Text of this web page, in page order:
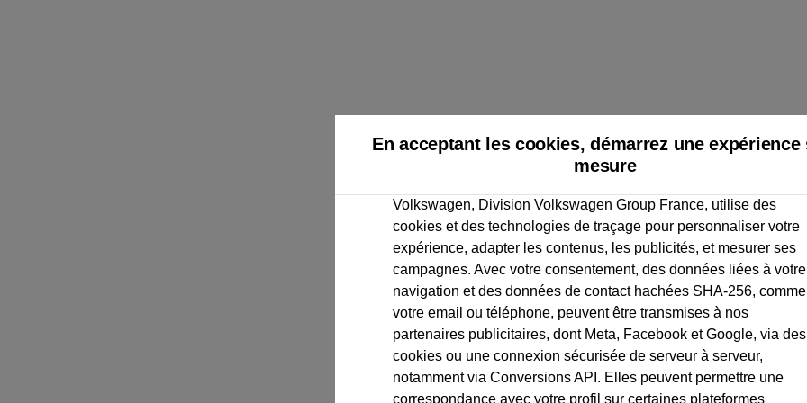
En acceptant les cookies, démarrez une expérience
mesure
Volkswagen, Division Volkswagen Group France, utilise des
cookies et des technologies de traçage pour personnaliser votre
expérience, adapter les contenus, les publicités, et mesurer ses
campagnes. Avec votre consentement, des données liées à votre
navigation et des données de contact hachées SHA-256, comme
votre email ou téléphone, peuvent être transmises à nos
partenaires publicitaires, dont Meta, Facebook et Google, via des
cookies ou une connexion sécurisée de serveur à serveur,
notamment via Conversions API. Elles peuvent permettre une
correspondance avec votre profil sur certaines plateformes